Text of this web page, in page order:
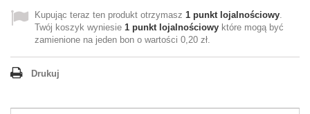
Kupując teraz ten produkt otrzymasz 1 punkt lojalnościowy.
Twój koszyk wyniesie 1 punkt lojalnościowy które mogą być
zamienione na jeden bon o wartości 0,20 zł.
Drukuj